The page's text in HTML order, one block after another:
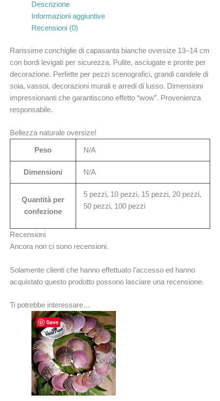
Descrizione
Informazioni aggiuntive
Recensioni (0)
Rarissime conchiglie di capasanta bianche oversize 13–14 cm
con bordi levigati per sicurezza. Pulite, asciugate e pronte per
decorazione. Perfette per pezzi scenografici, grandi candele di
soia, vassoi, decorazioni murali e arredi di lusso. Dimensioni
impressionanti che garantiscono effetto “wow”. Provenienza
responsabile.
Bellezza naturale oversize!
Peso N/A
Dimensioni N/A
Quantità per
confezione
5 pezzi, 10 pezzi, 15 pezzi, 20 pezzi,
50 pezzi, 100 pezzi
Recensioni
Ancora non ci sono recensioni.
Solamente clienti che hanno effettuato l'accesso ed hanno
acquistato questo prodotto possono lasciare una recensione.
Ti potrebbe interessare…
Save
Fascia
di
prezzo:
da
€16.23
a
€197.10
Questo
prodotto
ha
più
varianti.
Le
opzioni